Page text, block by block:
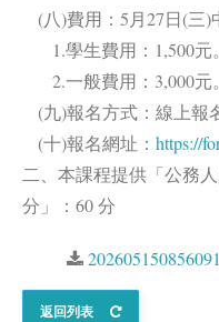
(八)費用：5月27日(三)
1.學生費用：1,500元。
2.一般費用：3,000元。
(九)報名方式：線上報
(十)報名網址： https://
二、本課程提供「公務
分」：60 分
返回列表